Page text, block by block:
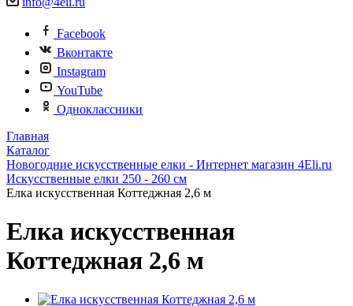
Facebook
Вконтакте
Instagram
YouTube
Одноклассники
Главная
Каталог
Новогодние искусственные елки - Интернет магазин 4Eli.ru
Искусственные елки 250 - 260 см
Елка искусственная Коттеджная 2,6 м
Елка искусственная
Коттеджная 2,6 м